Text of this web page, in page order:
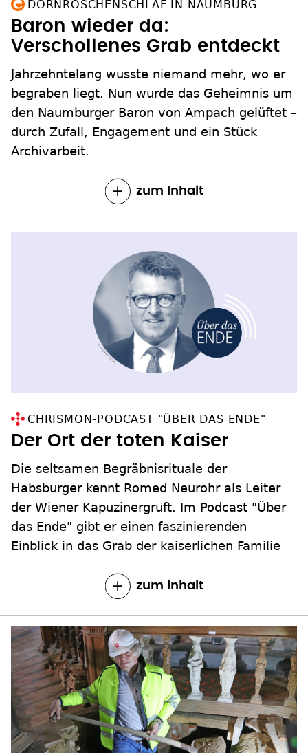
DORNRÖSCHENSCHLAF IN NAUMBURG
Baron wieder da:
Verschollenes Grab entdeckt
Jahrzehntelang wusste niemand mehr, wo er
begraben liegt. Nun wurde das Geheimnis um
den Naumburger Baron von Ampach gelüftet –
durch Zufall, Engagement und ein Stück
Archivarbeit.
zum Inhalt
CHRISMON-PODCAST "ÜBER DAS ENDE"
Der Ort der toten Kaiser
Die seltsamen Begräbnisrituale der
Habsburger kennt Romed Neurohr als Leiter
der Wiener Kapuzinergruft. Im Podcast "Über
das Ende" gibt er einen faszinierenden
Einblick in das Grab der kaiserlichen Familie
zum Inhalt